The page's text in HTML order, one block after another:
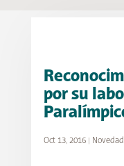
por su
Oct 13, 2016|